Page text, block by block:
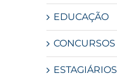
EDUCAÇÃO
CONCURSOS
ESTAGIÁRIOS